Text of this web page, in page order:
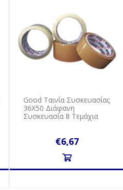
Good Ταινία Συσκευασίας
36Χ50 Διάφανη
Συσκευασία 8 Τεμάχια
€6,67